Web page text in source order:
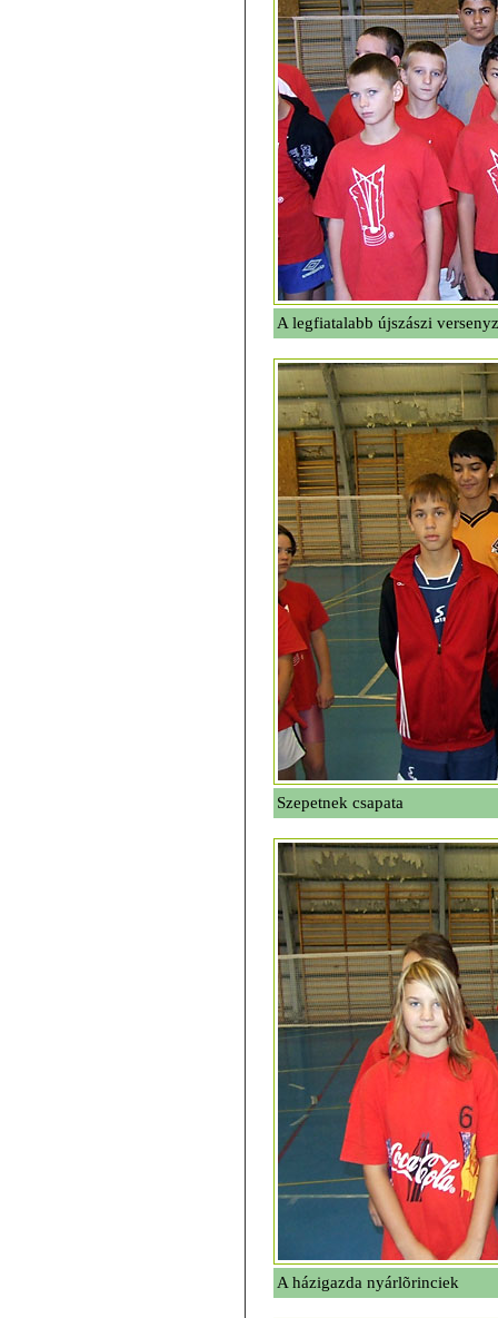
A legfiatalabb újszászi
Szepetnek csapata
A házigazda nyárlõrinciek